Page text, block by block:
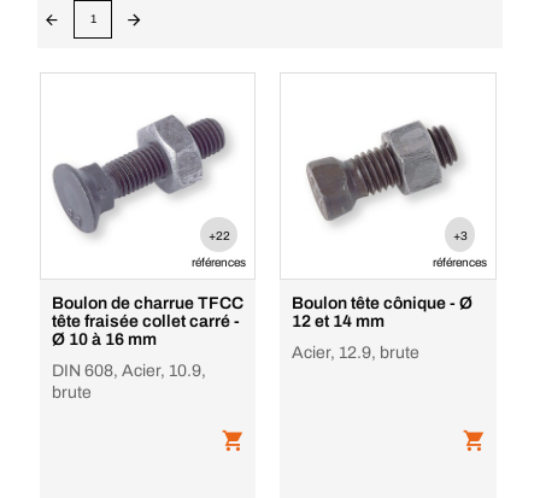
1
+22
références
Boulon de charrue TFCC
tête fraisée collet carré -
Ø 10 à 16 mm
DIN 608, Acier, 10.9,
brute
+3
références
Boulon tête cônique - Ø
12 et 14 mm
Acier, 12.9, brute